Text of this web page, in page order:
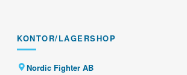
KONTOR/LAGERSHOP
Nordic Fighter AB